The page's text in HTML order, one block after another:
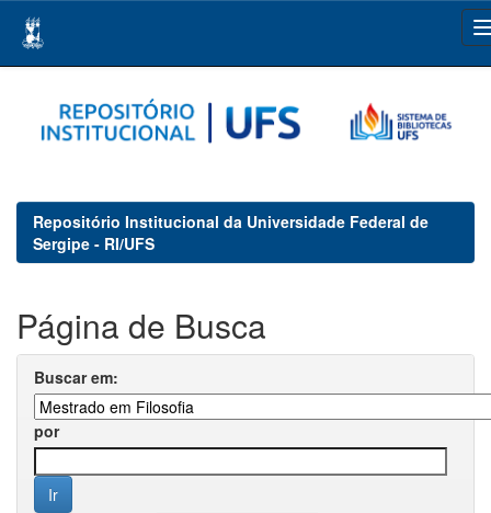
navigation
Repositório Institucional da Universidade Federal de
Sergipe - RI/UFS
Página de Busca
Buscar em:
por